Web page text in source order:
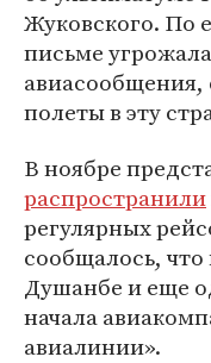
Жуковского. По
письме
авиасообщения,
полеты в эту
В ноябре
распространили
регулярных
сообщалось,
Душанбе и еще
начала
авиалинии».